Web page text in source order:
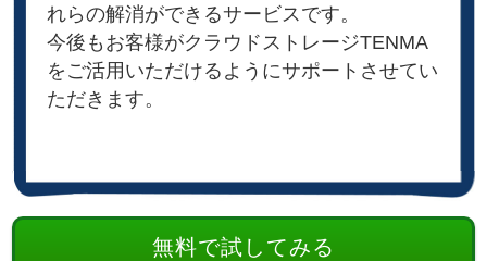
れらの解消ができるサービスです。
今後もお客様がクラウドストレージTENMA
をご活用いただけるようにサポートさせてい
ただきます。
無料で試してみる